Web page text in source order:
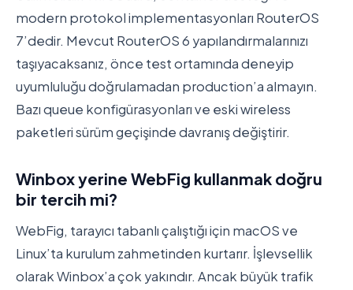
modern protokol implementasyonları RouterOS
7’dedir. Mevcut RouterOS 6 yapılandırmalarınızı
taşıyacaksanız, önce test ortamında deneyip
uyumluluğu doğrulamadan production’a almayın.
Bazı queue konfigürasyonları ve eski wireless
paketleri sürüm geçişinde davranış değiştirir.
Winbox yerine WebFig kullanmak doğru
bir tercih mi?
WebFig, tarayıcı tabanlı çalıştığı için macOS ve
Linux’ta kurulum zahmetinden kurtarır. İşlevsellik
olarak Winbox’a çok yakındır. Ancak büyük trafik